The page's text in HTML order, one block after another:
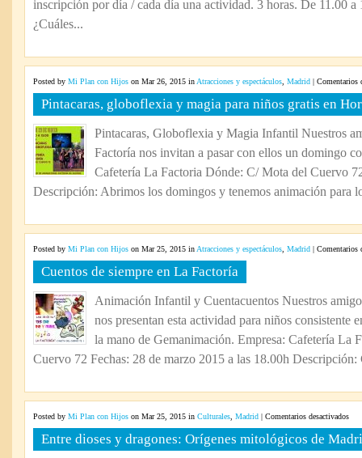
inscripción por día / cada día una actividad. 3 horas. De 11.00
¿Cuáles...
Posted by Mi Plan con Hijos on Mar 26, 2015 in Atracciones y espectáculos Madrid | Comentarios
Pintacaras, globoflexia y magia para niños gratis en
Pintacaras, Globoflexia y Magia Infantil Nuestros
Factoría nos invitan a pasar con ellos un domingo
Cafetería La Factoria Dónde: C/ Mota del Cuervo
Descripción: Abrimos los domingos y tenemos animación para
Posted by Mi Plan con Hijos on Mar 25, 2015 in Atracciones y espectáculos Madrid | Comentarios
Cuentos de siempre en La Factoría
Animación Infantil y Cuentacuentos Nuestros
nos presentan esta actividad para niños consistente
la mano de Gemanimación. Empresa: Cafetería La
Cuervo 72 Fechas: 28 de marzo 2015 a las 18.00h Descripción:
Posted by Mi Plan con Hijos on Mar 25, 2015 in Culturales Madrid | Comentarios desactivadosen
Entre dioses y dragones: Orígenes mitológicos de